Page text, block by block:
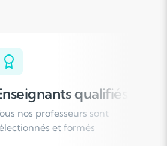
Organisation
Des horaires de cours
votre emploi du temps